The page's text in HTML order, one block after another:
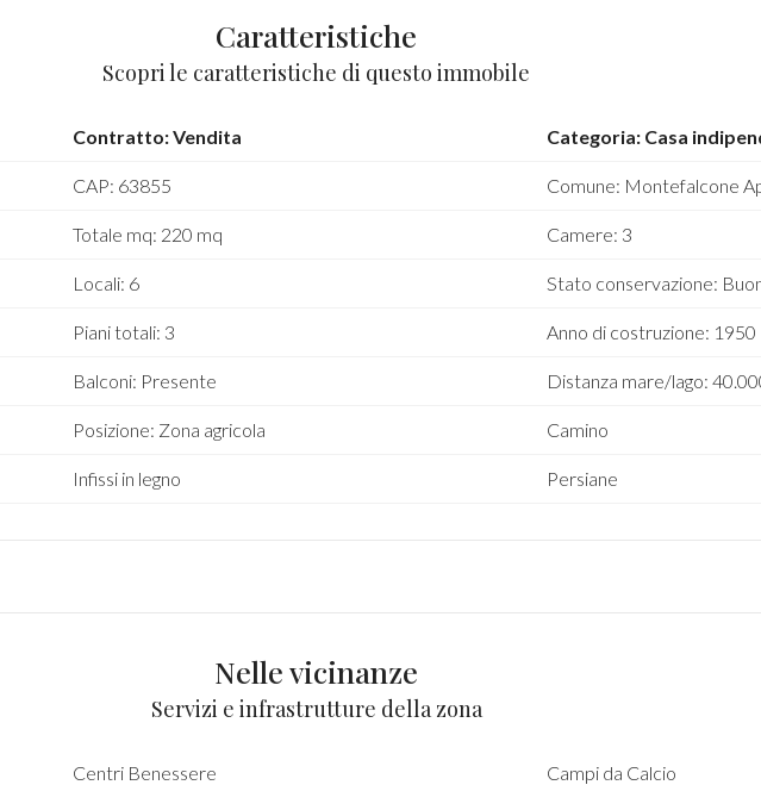
Caratteristiche
Scopri le caratteristiche di questo immobile
Contratto: Vendita Categoria: Casa
CAP: 63855 Comune: Montefalcone
Totale mq: 220 mq Camere: 3
Locali: 6 Stato conservazione:
Piani totali: 3 Anno di costruzione: 1950
Balconi: Presente Distanza mare/lago:
Posizione: Zona agricola Camino
Infissi in legno Persiane
Nelle vicinanze
Servizi e infrastrutture della zona
Centri Benessere Campi da Calcio